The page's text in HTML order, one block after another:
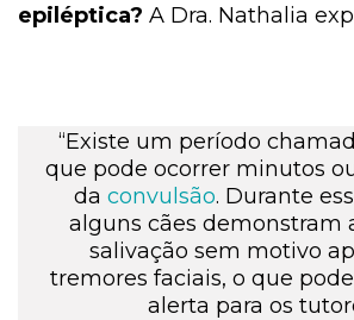
epiléptica? A Dra. Nathalia
“Existe um período
que pode ocorrer minutos
da convulsão. Durante
alguns cães demonstram
salivação sem motivo
tremores faciais, o que
alerta para os